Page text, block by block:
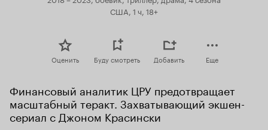
США, 1 ч, 18+
Оценить Буду смотреть Добавить Еще
Финансовый аналитик ЦРУ предотвращает
масштабный теракт. Захватывающий экшен-
сериал с Джоном Красински